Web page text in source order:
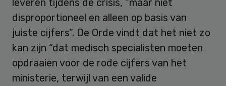
disproportioneel en alleen op basis van
juiste cijfers”. De Orde vindt dat het niet zo
kan zijn “dat medisch specialisten moeten
opdraaien voor de rode cijfers van het
ministerie, terwijl van een valide